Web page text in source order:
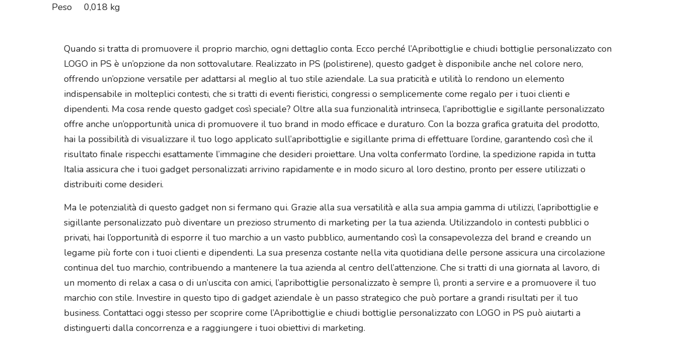
Peso
0,018 kg
Quando si tratta di promuovere il proprio marchio, ogni dettaglio conta. Ecco perché l’Apribottiglie e chiudi bottiglie personalizzato con
LOGO in PS è un’opzione da non sottovalutare. Realizzato in PS (polistirene), questo gadget è disponibile anche nel colore nero,
offrendo un’opzione versatile per adattarsi al meglio al tuo stile aziendale. La sua praticità e utilità lo rendono un elemento
indispensabile in molteplici contesti, che si tratti di eventi fieristici, congressi o semplicemente come regalo per i tuoi clienti e
dipendenti. Ma cosa rende questo gadget così speciale? Oltre alla sua funzionalità intrinseca, l’apribottiglie e sigillante personalizzato
offre anche un’opportunità unica di promuovere il tuo brand in modo efficace e duraturo. Con la bozza grafica gratuita del prodotto,
hai la possibilità di visualizzare il tuo logo applicato sull’apribottiglie e sigillante prima di effettuare l’ordine, garantendo così che il
risultato finale rispecchi esattamente l’immagine che desideri proiettare. Una volta confermato l’ordine, la spedizione rapida in tutta
Italia assicura che i tuoi gadget personalizzati arrivino rapidamente e in modo sicuro al loro destino, pronto per essere utilizzati o
distribuiti come desideri.
Ma le potenzialità di questo gadget non si fermano qui. Grazie alla sua versatilità e alla sua ampia gamma di utilizzi, l’apribottiglie e
sigillante personalizzato può diventare un prezioso strumento di marketing per la tua azienda. Utilizzandolo in contesti pubblici o
privati, hai l’opportunità di esporre il tuo marchio a un vasto pubblico, aumentando così la consapevolezza del brand e creando un
legame più forte con i tuoi clienti e dipendenti. La sua presenza costante nella vita quotidiana delle persone assicura una circolazione
continua del tuo marchio, contribuendo a mantenere la tua azienda al centro dell’attenzione. Che si tratti di una giornata al lavoro, di
un momento di relax a casa o di un’uscita con amici, l’apribottiglie personalizzato è sempre lì, pronti a servire e a promuovere il tuo
marchio con stile. Investire in questo tipo di gadget aziendale è un passo strategico che può portare a grandi risultati per il tuo
business. Contattaci oggi stesso per scoprire come l’Apribottiglie e chiudi bottiglie personalizzato con LOGO in PS può aiutarti a
distinguerti dalla concorrenza e a raggiungere i tuoi obiettivi di marketing.